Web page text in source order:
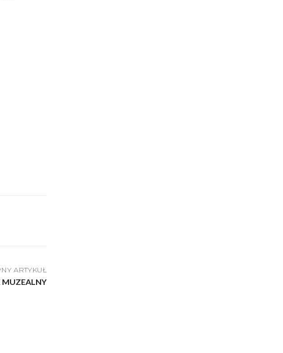
ARTYKUŁ
MUZEALNY